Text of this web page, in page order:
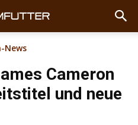
News
Cameron
und neue